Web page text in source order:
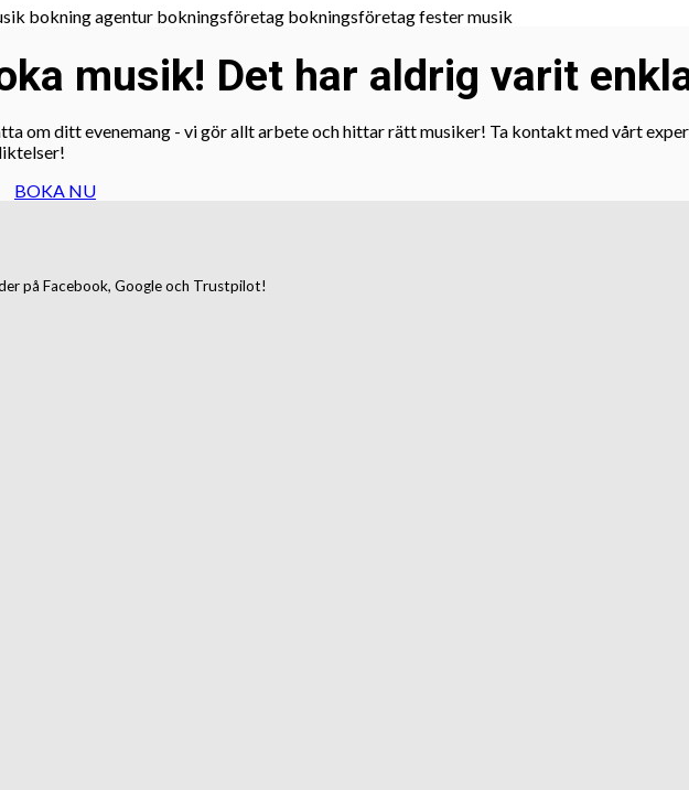
musik! Det har aldrig varit
om ditt evenemang - vi gör allt arbete och hittar rätt musiker! Ta kontakt med vårt
BOKA NU
på Facebook, Google och Trustpilot!